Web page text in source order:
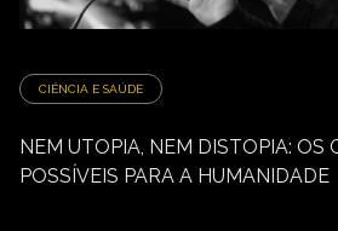
CIÊNCIA E SAÚDE
NEM UTOPIA, NEM DISTOPIA: OS
POSSÍVEIS PARA A HUMANIDADE